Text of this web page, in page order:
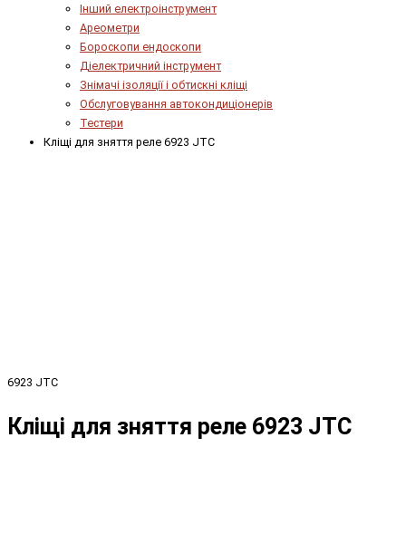
Інший електроінструмент
Ареометри
Бороскопи ендоскопи
Діелектричний інструмент
Знімачі ізоляції і обтискні кліщі
Обслуговування автокондиціонерів
Тестери
Кліщі для зняття реле 6923 JTC
6923 JTC
Кліщі для зняття реле 6923 JTC